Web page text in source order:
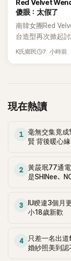
Red Velvet
傻眼：太假了
南韓女團Red
台造型再次掀起
被質疑在舞台上
K氏鄉民 7 小時前
現在熱讀
1
毫無交集竟成
賢 背後暖心
2
黃晸珉77通電
是SHINee、
3
IU睽違3個月
小18歲新歡
4
只差一名出道
婚紗照美到認